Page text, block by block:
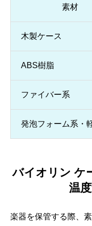
素材
木製ケース
ABS樹脂
ファイバー系
発泡フォーム系・
バイオリン ケ
温
楽器を保管する際、